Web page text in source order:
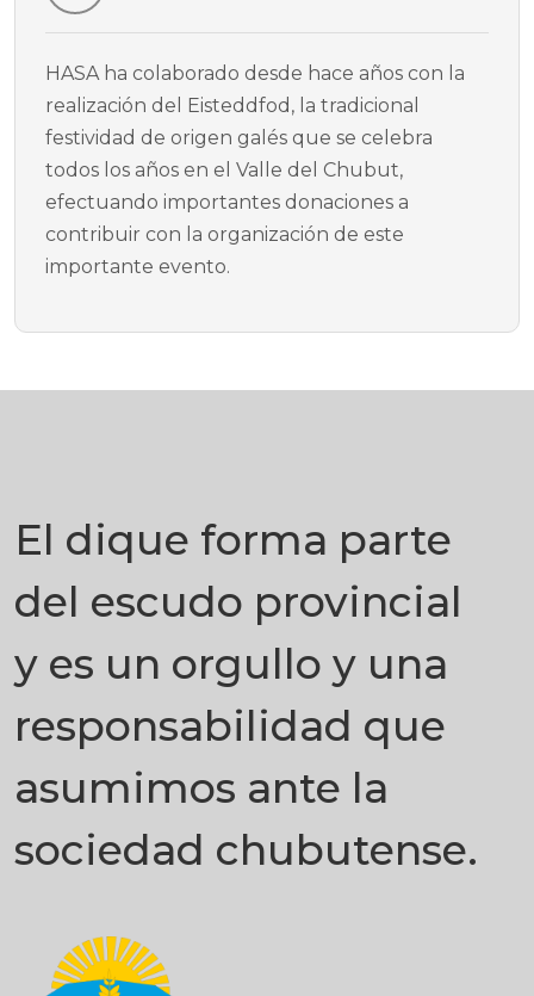
HASA ha colaborado desde hace años con la
realización del Eisteddfod, la tradicional
festividad de origen galés que se celebra
todos los años en el Valle del Chubut,
efectuando importantes donaciones a
contribuir con la organización de este
importante evento.
El dique forma parte
del escudo provincial
y es un orgullo y una
responsabilidad que
asumimos ante la
sociedad chubutense.